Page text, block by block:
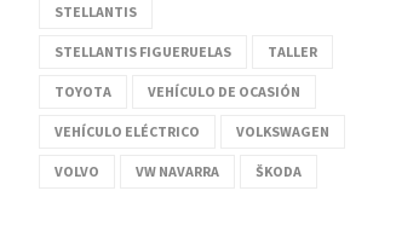
STELLANTIS
STELLANTIS FIGUERUELAS TALLER
TOYOTA VEHÍCULO DE OCASIÓN
VEHÍCULO ELÉCTRICO VOLKSWAGEN
VOLVO VW NAVARRA ŠKODA